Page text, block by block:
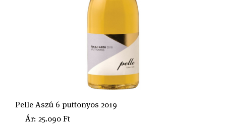
Pelle Aszú 6 puttonyos 2019
Ár: 25.090 Ft